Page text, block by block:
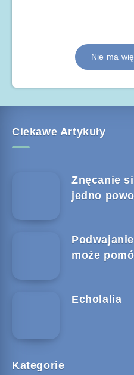
Nie ma
Ciekawe Artykuły
Znęcanie
jedno
może
Echolalia
Kategorie